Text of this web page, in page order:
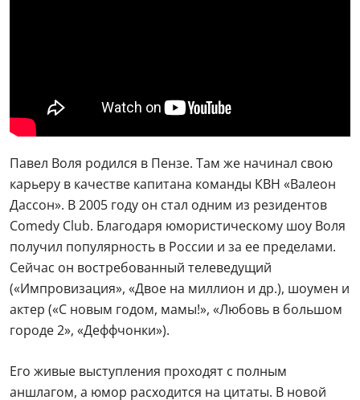
Павел Воля родился в Пензе. Там же начинал свою
карьеру в качестве капитана команды КВН «Валеон
Дассон». В 2005 году он стал одним из резидентов
Comedy Club. Благодаря юмористическому шоу Воля
получил популярность в России и за ее пределами.
Сейчас он востребованный телеведущий
(«Импровизация», «Двое на миллион и др.), шоумен и
актер («С новым годом, мамы!», «Любовь в большом
городе 2», «Деффчонки»).
Его живые выступления проходят с полным
аншлагом, а юмор расходится на цитаты. В новой